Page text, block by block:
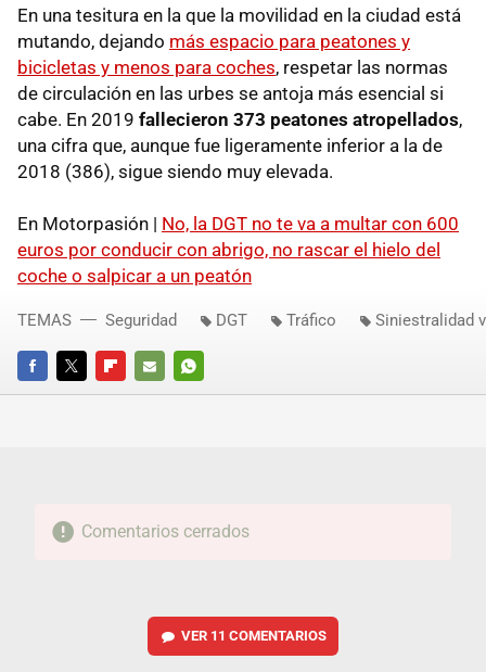
En una tesitura en la que la movilidad en la ciudad está
mutando, dejando más espacio para peatones y
bicicletas y menos para coches, respetar las normas
de circulación en las urbes se antoja más esencial si
cabe. En 2019 fallecieron 373 peatones atropellados,
una cifra que, aunque fue ligeramente inferior a la de
2018 (386), sigue siendo muy elevada.
En Motorpasión | No, la DGT no te va a multar con 600
euros por conducir con abrigo, no rascar el hielo del
coche o salpicar a un peatón
FACEBOOKTWITTERFLIPBOARD
E-
WHATSAPP
TEMAS Seguridad DGT Tráfico Siniestralidad
Comentarios cerrados
VER 11 COMENTARIOS